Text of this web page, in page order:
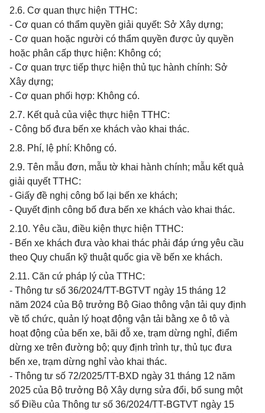
2.6. Cơ quan thực hiện TTHC:
- Cơ quan có thẩm quyền giải quyết: Sở Xây dựng;
- Cơ quan hoặc người có thẩm quyền được ủy quyền
hoặc phân cấp thực hiện: Không có;
- Cơ quan trực tiếp thực hiện thủ tục hành chính: Sở
Xây dựng;
- Cơ quan phối hợp: Không có.
2.7. Kết quả của việc thực hiện TTHC:
- Công bố đưa bến xe khách vào khai thác.
2.8. Phí, lệ phí: Không có.
2.9. Tên mẫu đơn, mẫu tờ khai hành chính; mẫu kết quả
giải quyết TTHC:
- Giấy đề nghị công bố lại bến xe khách;
- Quyết định công bố đưa bến xe khách vào khai thác.
2.10. Yêu cầu, điều kiện thực hiện TTHC:
- Bến xe khách đưa vào khai thác phải đáp ứng yêu cầu
theo Quy chuẩn kỹ thuật quốc gia về bến xe khách.
2.11. Căn cứ pháp lý của TTHC:
- Thông tư số 36/2024/TT-BGTVT ngày 15 tháng 12
năm 2024 của Bộ trưởng Bộ Giao thông vận tải quy định
về tổ chức, quản lý hoạt động vận tải bằng xe ô tô và
hoạt động của bến xe, bãi đỗ xe, trạm dừng nghỉ, điểm
dừng xe trên đường bộ; quy định trình tự, thủ tục đưa
bến xe, trạm dừng nghỉ vào khai thác.
- Thông tư số 72/2025/TT-BXD ngày 31 tháng 12 năm
2025 của Bộ trưởng Bộ Xây dựng sửa đổi, bổ sung một
số Điều của Thông tư số 36/2024/TT-BGTVT ngày 15